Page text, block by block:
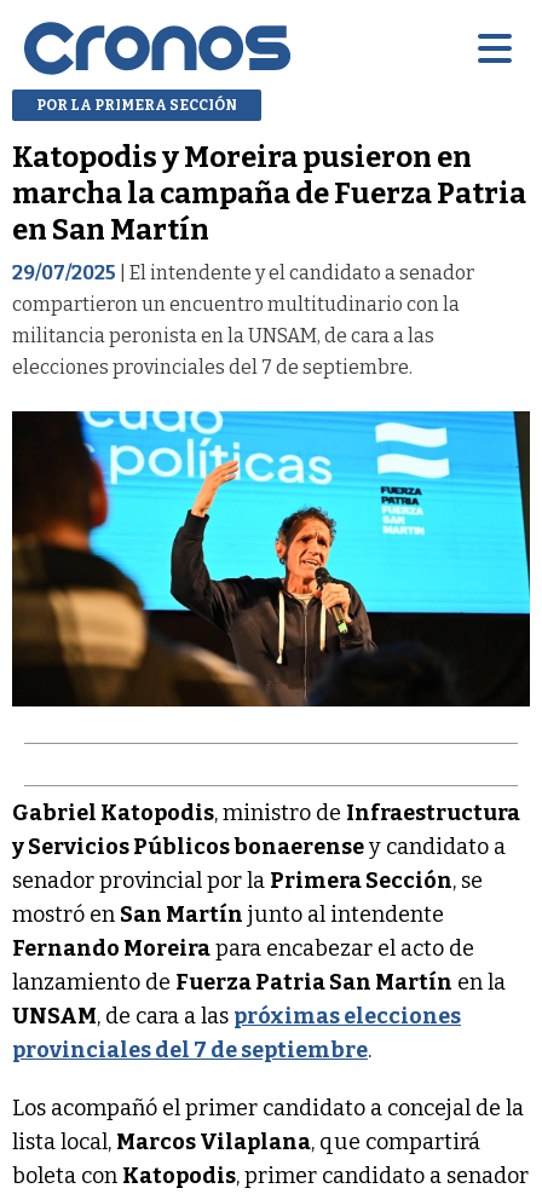
POR LA PRIMERA SECCIÓN
Katopodis y Moreira pusieron en
marcha la campaña de Fuerza Patria
en San Martín
29/07/2025 | El intendente y el candidato a senador
compartieron un encuentro multitudinario con la
militancia peronista en la UNSAM, de cara a las
elecciones provinciales del 7 de septiembre.
Gabriel Katopodis, ministro de Infraestructura
y Servicios Públicos bonaerensey candidato a
senador provincial por la Primera Sección, se
mostró en San Martín junto al intendente
Fernando Moreirapara encabezar el acto de
lanzamiento de Fuerza Patria San Martín en la
UNSAM, de cara a las próximas elecciones
provinciales del 7 de septiembre.
Los acompañó el primer candidato a concejal de la
lista local, Marcos Vilaplana, que compartirá
boleta con Katopodis, primer candidato a senador